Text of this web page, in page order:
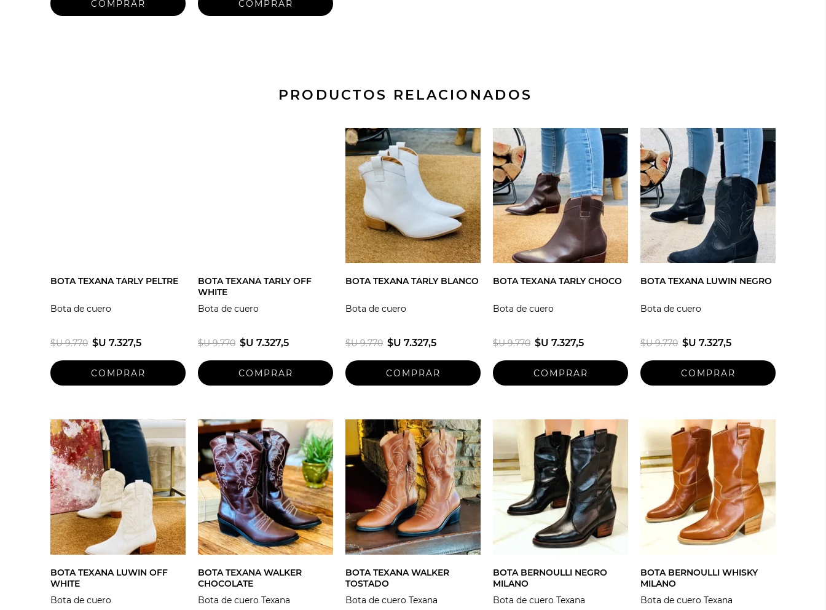
PRODUCTOS RELACIONADOS
BOTA TEXANA TARLY PELTRE
Bota de cuero
$U 9.770 $U 7.327,5
BOTA TEXANA TARLY OFF
WHITE
Bota de cuero
$U 9.770 $U 7.327,5
BOTA TEXANA TARLY BLANCO
Bota de cuero
$U 9.770 $U 7.327,5
BOTA TEXANA TARLY CHOCO
Bota de cuero
$U 9.770 $U 7.327,5
BOTA TEXANA LUWIN NEGRO
Bota de cuero
$U 9.770 $U 7.327,5
BOTA TEXANA LUWIN OFF
WHITE
Bota de cuero
BOTA TEXANA WALKER
CHOCOLATE
Bota de cuero Texana
BOTA TEXANA WALKER
TOSTADO
Bota de cuero Texana
BOTA BERNOULLI NEGRO
MILANO
Bota de cuero Texana
BOTA BERNOULLI WHISKY
MILANO
Bota de cuero Texana